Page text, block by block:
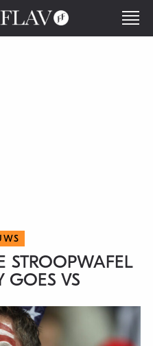
STROOPWAFEL
GOES VS